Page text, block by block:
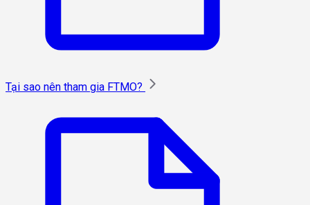
Tại sao nên tham gia FTMO?